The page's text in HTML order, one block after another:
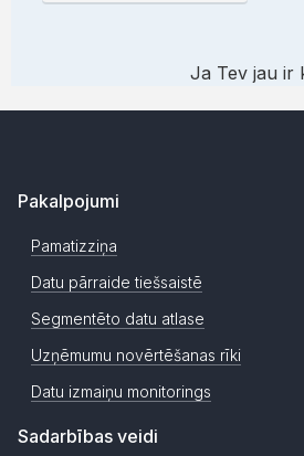
Ja Tev jau ir
Pakalpojumi
Pamatizziņa
Datu pārraide tiešsaistē
Segmentēto datu atlase
Uzņēmumu novērtēšanas rīki
Datu izmaiņu monitorings
Sadarbības veidi